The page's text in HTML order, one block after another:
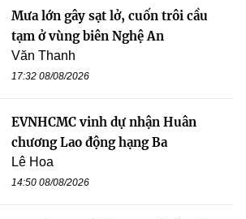
Mưa lớn gây sạt lở, cuốn trôi cầu
tạm ở vùng biên Nghệ An
Văn Thanh
17:32 08/08/2026
EVNHCMC vinh dự nhận Huân
chương Lao động hạng Ba
Lê Hoa
14:50 08/08/2026